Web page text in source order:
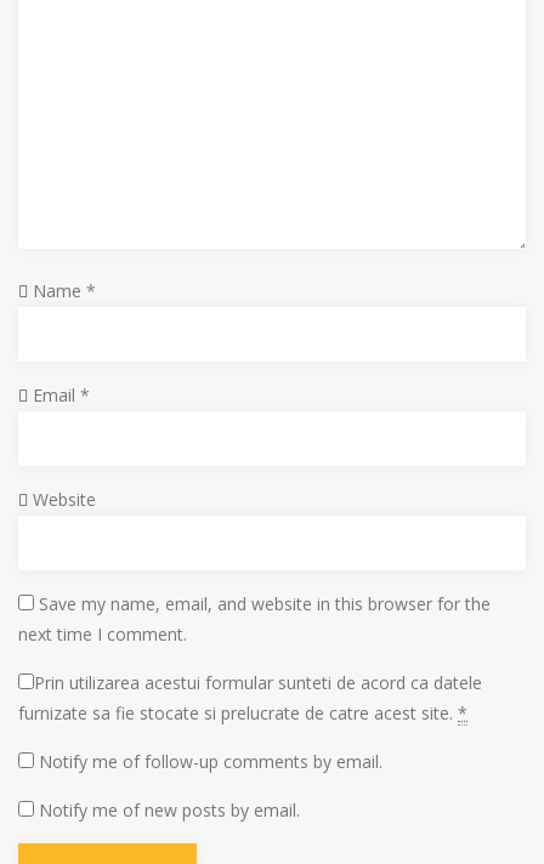
Name *
Email *
Website
Save my name, email, and website in this browser for the
next time I comment.
Prin utilizarea acestui formular sunteti de acord ca datele
furnizate sa fie stocate si prelucrate de catre acest site. *
Notify me of follow-up comments by email.
Notify me of new posts by email.